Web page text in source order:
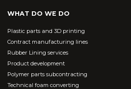
WHAT DO WE DO
Plastic parts and 3D printing
Contract manufacturing lines
Rubber Lining services
Product development
Polymer parts subcontracting
Technical foam converting